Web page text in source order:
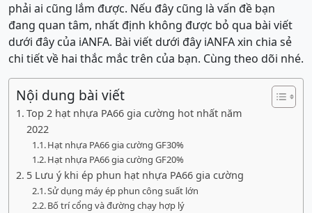
phải ai cũng lắm được. Nếu đây cũng là vấn đề bạn
đang quan tâm, nhất định không được bỏ qua bài viết
dưới đây của iANFA. Bài viết dưới đây iANFA xin chia sẻ
chi tiết về hai thắc mắc trên của bạn. Cùng theo dõi nhé.
Nội dung bài viết
Top 2 hạt nhựa PA66 gia cường hot nhất năm
2022
Hạt nhựa PA66 gia cường GF30%
Hạt nhựa PA66 gia cường GF20%
5 Lưu ý khi ép phun hạt nhựa PA66 gia cường
Sử dụng máy ép phun công suất lớn
Bố trí cổng và đường chạy hợp lý